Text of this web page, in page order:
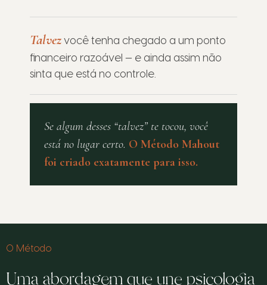
Talvezvocê tenha chegado a um ponto
financeiro razoável — e ainda assim não
sinta que está no controle.
Se algum desses “talvez” te tocou, você
está no lugar certo. O Método Mahout
foi criado exatamente para isso.
O Método
Uma abordagem que une psicologia